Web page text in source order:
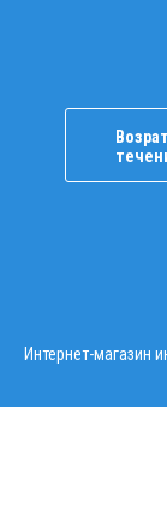
Интернет-магазин